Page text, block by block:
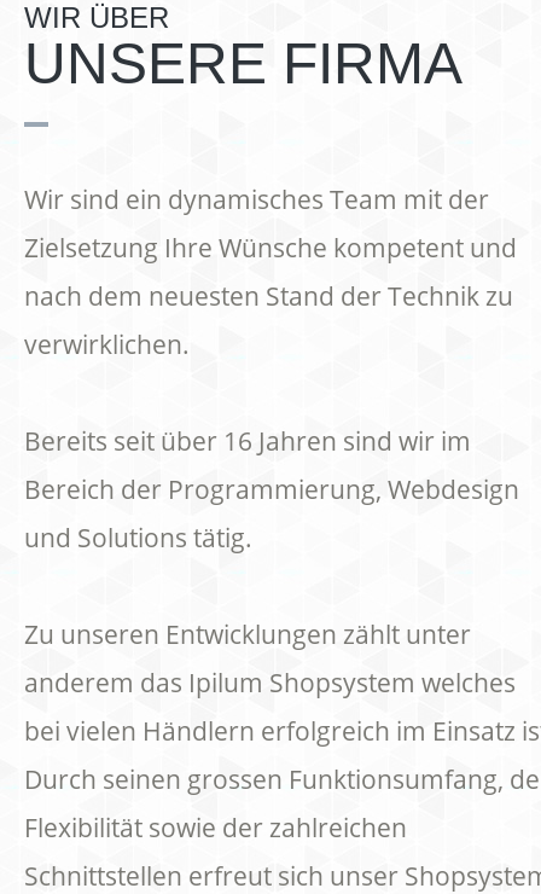
WIR ÜBER
UNSERE FIRMA
Wir sind ein dynamisches Team mit der
Zielsetzung Ihre Wünsche kompetent und
nach dem neuesten Stand der Technik zu
verwirklichen.
Bereits seit über 16 Jahren sind wir im
Bereich der Programmierung, Webdesign
und Solutions tätig.
Zu unseren Entwicklungen zählt unter
anderem das Ipilum Shopsystem welches
bei vielen Händlern erfolgreich im Einsatz
Durch seinen grossen Funktionsumfang,
Flexibilität sowie der zahlreichen
Schnittstellen erfreut sich unser